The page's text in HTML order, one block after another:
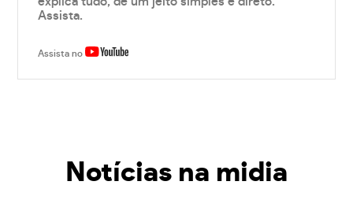
Assista.
Assista no
Notícias na midia